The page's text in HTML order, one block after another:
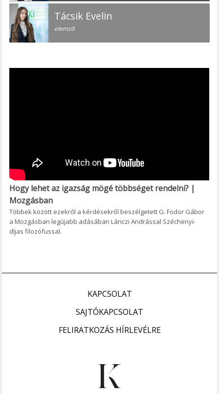
Tácsik Evelin
elemző
Hogy lehet az igazság mögé többséget rendelni? |
Mozgásban
Többek között ezekről a kérdésekről beszélgetett G. Fodor Gábor
a Mozgásban legújabb adásában Lánczi Andrással Széchenyi-
díjas filozófussal.
KAPCSOLAT
SAJTÓKAPCSOLAT
FELIRATKOZÁS HÍRLEVÉLRE